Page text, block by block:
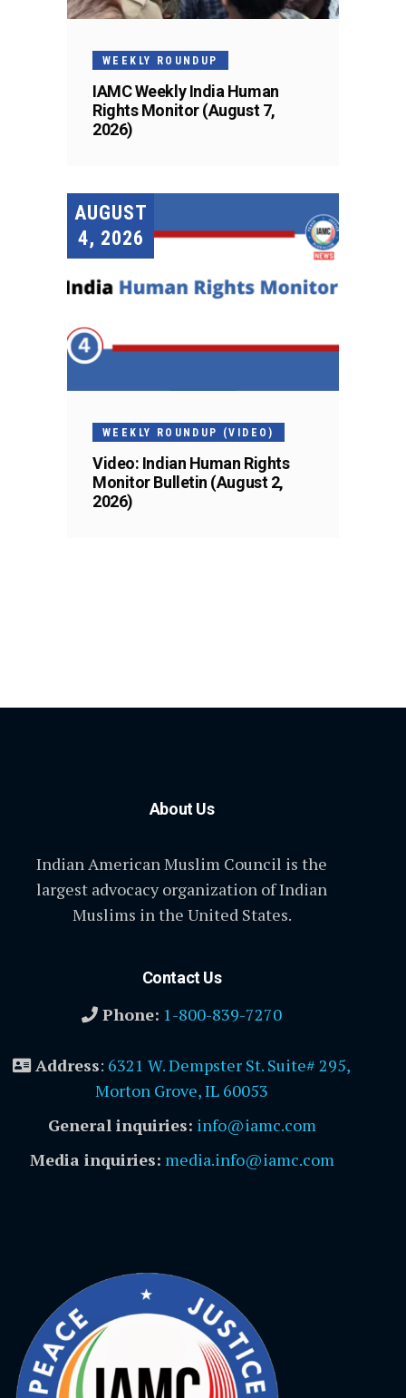
WEEKLY ROUNDUP
IAMC Weekly India Human
Rights Monitor (August 7,
2026)
AUGUST
4, 2026
WEEKLY ROUNDUP (VIDEO)
Video: Indian Human Rights
Monitor Bulletin (August 2,
2026)
About Us
Indian American Muslim Council is the
largest advocacy organization of Indian
Muslims in the United States.
Contact Us
Phone: 1-800-839-7270
Address: 6321 W. Dempster St. Suite# 295,
Morton Grove, IL 60053
General inquiries: info@iamc.com
Media inquiries: media.info@iamc.com